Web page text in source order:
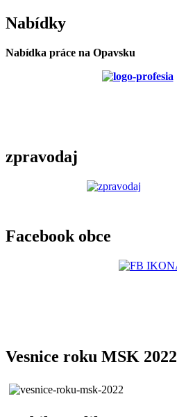
Nabídky
Nabídka práce na Opavsku
zpravodaj
Facebook obce
Vesnice roku MSK 2022